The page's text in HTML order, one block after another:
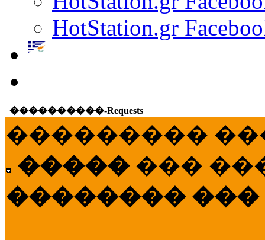
HotStation.gr
����������-Requests
���������
����� ���
�������� ���